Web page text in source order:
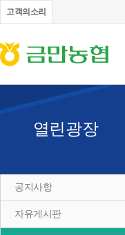
고객의소리
열린광장
공지사항
자유게시판